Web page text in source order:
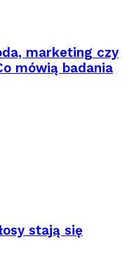
marketing czy
mówią badania
stają się